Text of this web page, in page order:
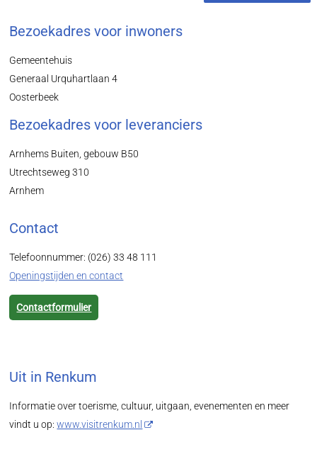
Bezoekadres voor inwoners
Gemeentehuis
Generaal Urquhartlaan 4
Oosterbeek
Bezoekadres voor leveranciers
Arnhems Buiten, gebouw B50
Utrechtseweg 310
Arnhem
Contact
Telefoonnummer: (026) 33 48 111
Openingstijden en contact
Contactformulier
Uit in Renkum
Informatie over toerisme, cultuur, uitgaan, evenementen en meer
vindt u op:www.visitrenkum.nl